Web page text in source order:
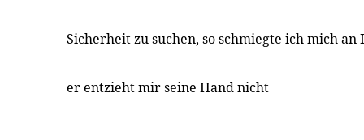
Sicherheit zu suchen, so schmiegte ich mich
er entzieht mir seine Hand nicht